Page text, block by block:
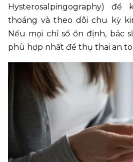
Hysterosalpingography)
thoáng và theo dõi chu kỳ
Nếu mọi chỉ số ổn định, bác
phù hợp nhất để thụ thai an